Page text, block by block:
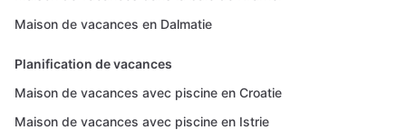
Maison de vacances en Dalmatie
Planification de vacances
Maison de vacances avec piscine en Croatie
Maison de vacances avec piscine en Istrie